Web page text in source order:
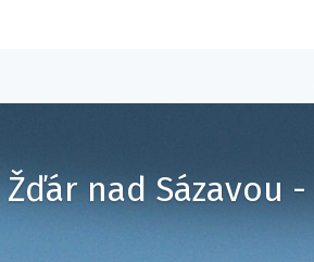
Žďár nad Sázavou -